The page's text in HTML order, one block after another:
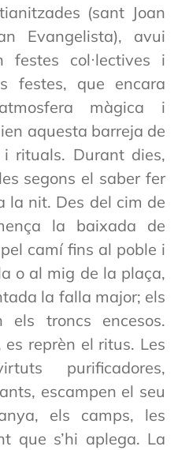
(sant Joan
Evangelista), avui
festes col·lectives i
festes, que encara
màgica i
aquesta barreja de
i rituals. Durant dies,
segons el saber fer
la nit. Des del cim de
la baixada de
camí fins al poble i
o al mig de la plaça,
la falla major; els
els troncs encesos.
es reprèn el ritus. Les
purificadores,
escampen el seu
els camps, les
que s’hi aplega. La